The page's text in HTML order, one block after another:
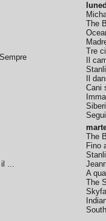
il ...
The
Tre
Il
Il
Cani
The
Fino
A
The